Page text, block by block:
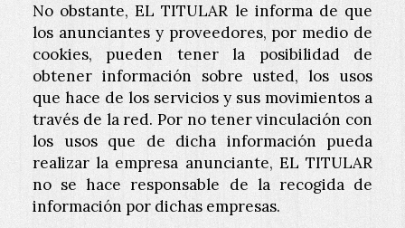
No obstante, EL TITULAR le informa de que
los anunciantes y proveedores, por medio de
cookies, pueden tener la posibilidad de
obtener información sobre usted, los usos
que hace de los servicios y sus movimientos a
través de la red. Por no tener vinculación con
los usos que de dicha información pueda
realizar la empresa anunciante, EL TITULAR
no se hace responsable de la recogida de
información por dichas empresas.